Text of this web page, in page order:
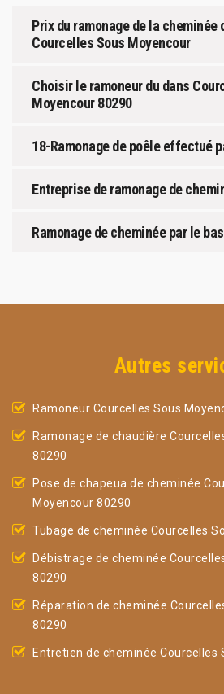
Prix du ramonage de la cheminée
Courcelles Sous Moyencour
Choisir le ramoneur du dans
Moyencour 80290
18-Ramonage de poêle effectué
Entreprise de ramonage de
Ramonage de cheminée par le bas
Autres
Ramoneur Courcelles Sous
Ramonage de chaudière
80290
Pose de chapeua de cheminée
Moyencour 80290
Tubage de cheminée Courcelles
Débistrage de cheminée
80290
Réparation de cheminée
80290
Entretien de cheminée Courcelles